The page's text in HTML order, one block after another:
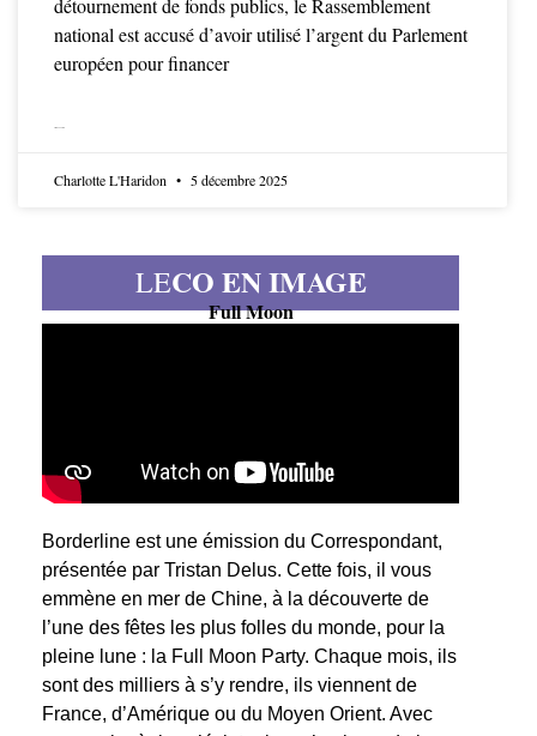
détournement de fonds publics, le Rassemblement
national est accusé d’avoir utilisé l’argent du Parlement
européen pour financer
Charlotte L'Haridon 5 décembre 2025
LECO EN IMAGE
Full Moon
Borderline est une émission du Correspondant,
présentée par Tristan Delus. Cette fois, il vous
emmène en mer de Chine, à la découverte de
l’une des fêtes les plus folles du monde, pour la
pleine lune : la Full Moon Party. Chaque mois, ils
sont des milliers à s’y rendre, ils viennent de
France, d’Amérique ou du Moyen Orient. Avec